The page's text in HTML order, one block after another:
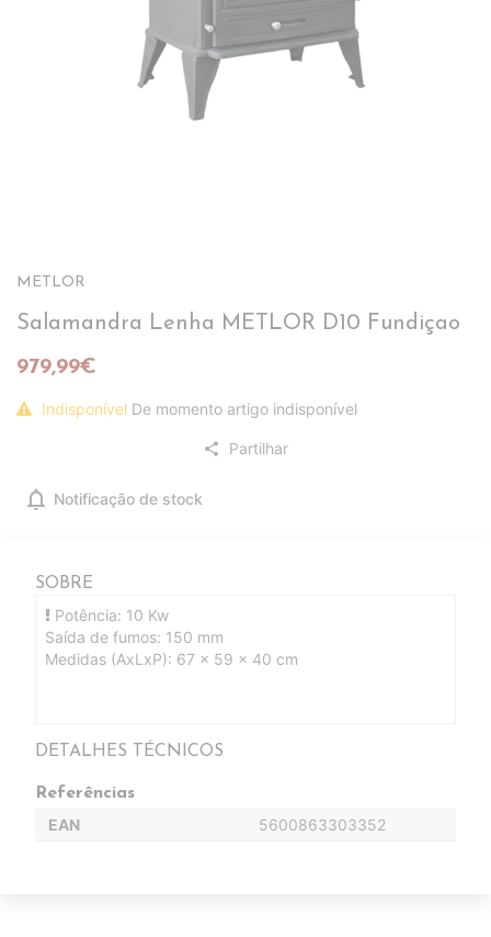
METLOR
Salamandra Lenha METLOR D10 Fundiçao
979,99€
Indisponível De momento artigo indisponível
share Partilhar
notifications Notificação de stock
SOBRE
Potência: 10 Kw
Saída de fumos: 150 mm
Medidas (AxLxP): 67 x 59 x 40 cm
DETALHES TÉCNICOS
Referências
EAN 5600863303352